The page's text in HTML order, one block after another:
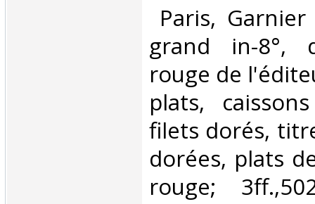
Paris,
grand in-8°,
rouge de
plats,
filets dorés,
dorées, plats
rouge;